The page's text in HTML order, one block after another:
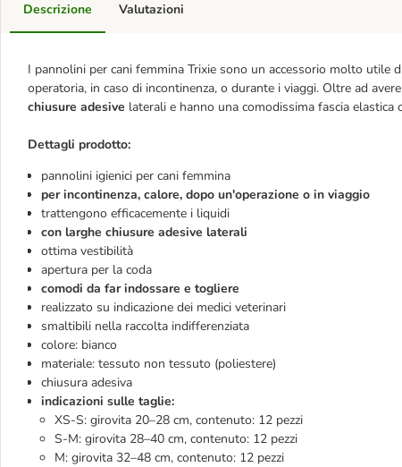
Descrizione
I pannolini per cani femmina Trixie sono un accessorio molto
operatoria, in caso di incontinenza, o durante i viaggi. Oltre ad
chiusure adesive laterali e hanno una comodissima fascia elastica
Dettagli prodotto:
pannolini igienici per cani femmina
per incontinenza, calore, dopo un'operazione o in viaggio
trattengono efficacemente i liquidi
con larghe chiusure adesive laterali
ottima vestibilità
apertura per la coda
comodi da far indossare e togliere
realizzato su indicazione dei medici veterinari
smaltibili nella raccolta indifferenziata
colore: bianco
materiale: tessuto non tessuto (poliestere)
chiusura adesiva
indicazioni sulle taglie:
XS-S: girovita 20–28 cm, contenuto: 12 pezzi
S-M: girovita 28–40 cm, contenuto: 12 pezzi
M: girovita 32–48 cm, contenuto: 12 pezzi
Valutazioni